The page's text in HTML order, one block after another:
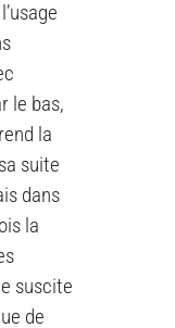
le bas,
la
suite
dans
la
suscite
de